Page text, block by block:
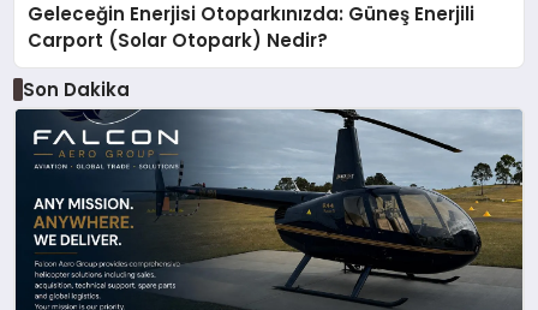
Geleceğin Enerjisi Otoparkınızda: Güneş Enerjili
Carport (Solar Otopark) Nedir?
Son Dakika